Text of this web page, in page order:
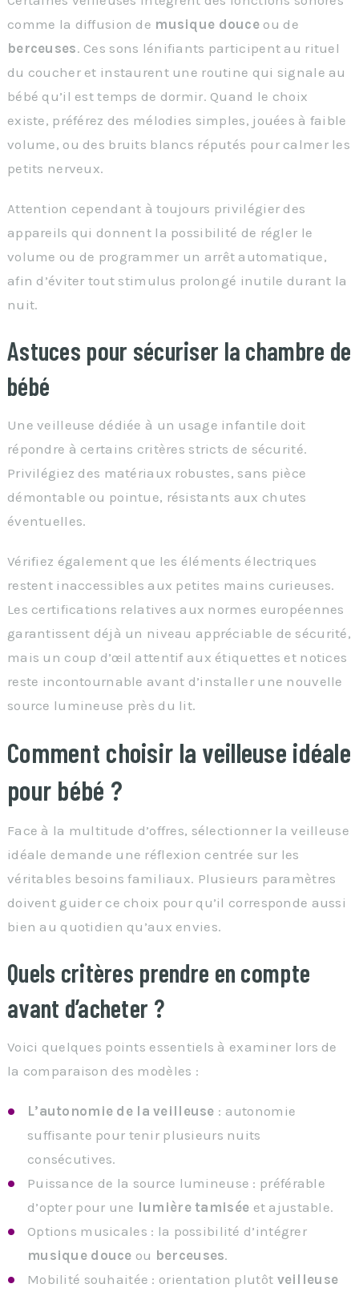
comme la diffusion de musique douce ou de
berceuses. Ces sons lénifiants participent au rituel
du coucher et instaurent une routine qui signale au
bébé qu’il est temps de dormir. Quand le choix
existe, préférez des mélodies simples, jouées à faible
volume, ou des bruits blancs réputés pour calmer les
petits nerveux.
Attention cependant à toujours privilégier des
appareils qui donnent la possibilité de régler le
volume ou de programmer un arrêt automatique,
afin d’éviter tout stimulus prolongé inutile durant la
nuit.
Astuces pour sécuriser la chambre de
bébé
Une veilleuse dédiée à un usage infantile doit
répondre à certains critères stricts de sécurité.
Privilégiez des matériaux robustes, sans pièce
démontable ou pointue, résistants aux chutes
éventuelles.
Vérifiez également que les éléments électriques
restent inaccessibles aux petites mains curieuses.
Les certifications relatives aux normes européennes
garantissent déjà un niveau appréciable de sécurité,
mais un coup d’œil attentif aux étiquettes et notices
reste incontournable avant d’installer une nouvelle
source lumineuse près du lit.
Comment choisir la veilleuse idéale
pour bébé ?
Face à la multitude d’offres, sélectionner la veilleuse
idéale demande une réflexion centrée sur les
véritables besoins familiaux. Plusieurs paramètres
doivent guider ce choix pour qu’il corresponde aussi
bien au quotidien qu’aux envies.
Quels critères prendre en compte
avant d’acheter ?
Voici quelques points essentiels à examiner lors de
la comparaison des modèles :
L’autonomie de la veilleuse : autonomie
suffisante pour tenir plusieurs nuits
consécutives.
Puissance de la source lumineuse : préférable
d’opter pour une lumière tamisée et ajustable.
Options musicales : la possibilité d’intégrer
musique douce ou berceuses.
Mobilité souhaitée : orientation plutôt veilleuse